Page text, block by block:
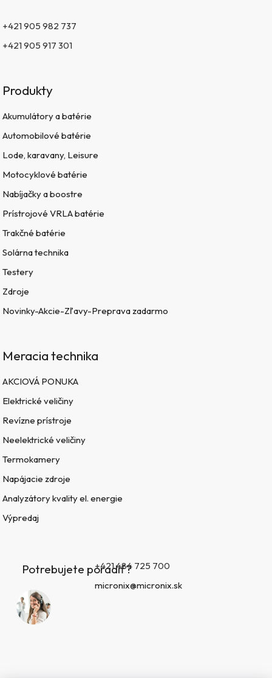
+421 905 982 737
+421 905 917 301
Produkty
Akumulátory a batérie
Automobilové batérie
Lode, karavany, Leisure
Motocyklové batérie
Nabíjačky a boostre
Prístrojové VRLA batérie
Trakčné batérie
Solárna technika
Testery
Zdroje
Novinky-Akcie-Zľavy-Preprava zadarmo
Meracia technika
AKCIOVÁ PONUKA
Elektrické veličiny
Revízne prístroje
Neelektrické veličiny
Termokamery
Napájacie zdroje
Analyzátory kvality el. energie
Výpredaj
Potrebujete poradiť?+421 484 725 700
micronix@micronix.sk